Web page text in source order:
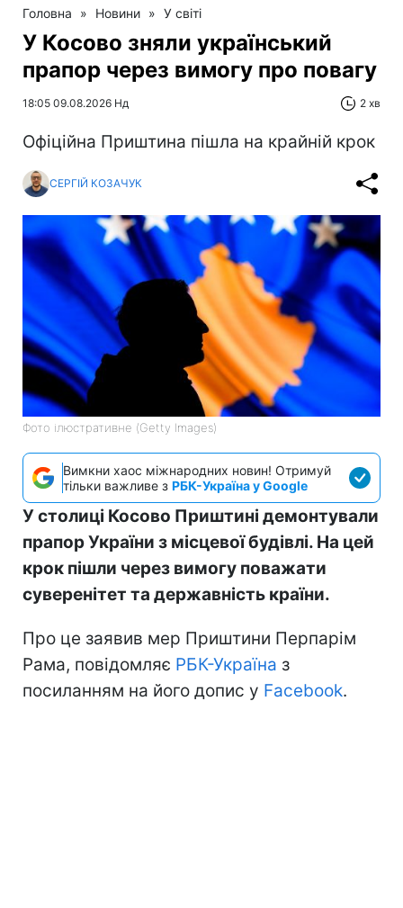
Головна » Новини » У світі
У Косово зняли український
прапор через вимогу про повагу
18:05 09.08.2026 Нд 2 хв
Офіційна Приштина пішла на крайній крок
СЕРГІЙ КОЗАЧУК
Фото ілюстративне (Getty Images)
Вимкни хаос міжнародних новин! Отримуй
тільки важливе з РБК-Україна у Google
У столиці Косово Приштині демонтували
прапор України з місцевої будівлі. На цей
крок пішли через вимогу поважати
суверенітет та державність країни.
Про це заявив мер Приштини Перпарім
Рама, повідомляє РБК-Україна з
посиланням на його допис у Facebook.